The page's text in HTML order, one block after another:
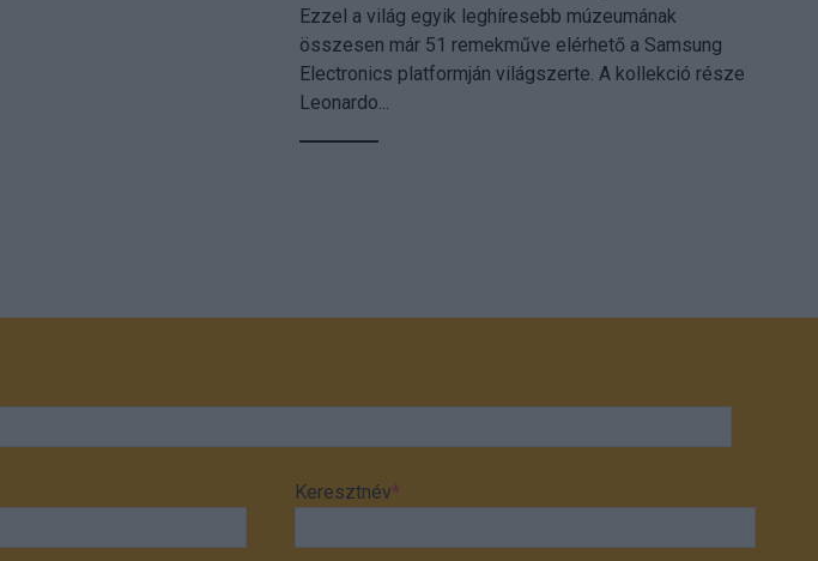
Ezzel a világ egyik leghíresebb múzeumának
összesen már 51 remekműve elérhető a Samsung
Electronics platformján világszerte. A kollekció része
Leonardo...
Keresztnév*